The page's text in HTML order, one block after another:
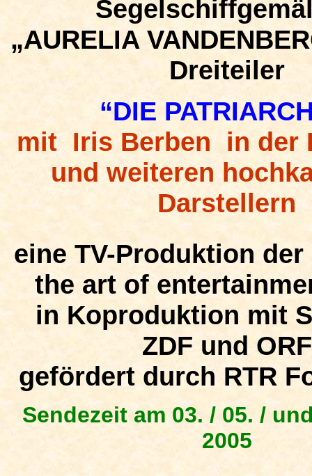
„AURELIA
Dreiteiler
“DIE
mit Iris Berben in der
und weiteren
Darstellern
eine TV-Produktion der
the art of
in Koproduktion mit
ZDF und ORF
gefördert durch RTR
Sendezeit am 03. / 05. /
2005